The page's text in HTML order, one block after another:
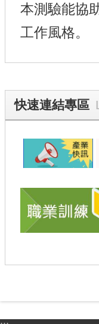
本測驗能協
工作風格。
快速連結專區